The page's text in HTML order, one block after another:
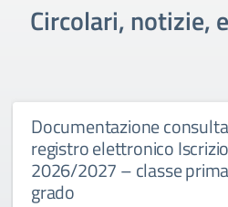
Circolari, notizie,
Documentazione
registro elettronico
2026/2027 – classe
grado